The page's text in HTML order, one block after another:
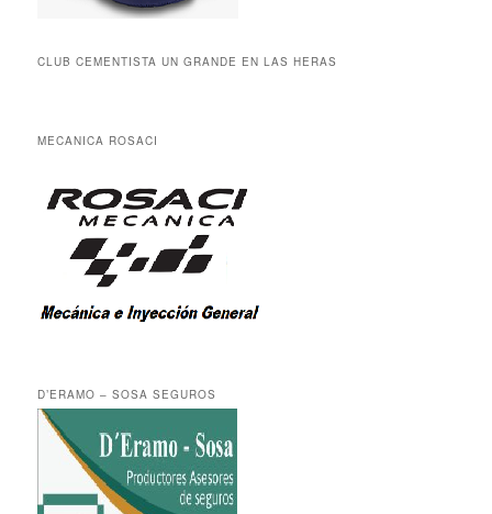
CLUB CEMENTISTA UN GRANDE EN LAS HERAS
MECANICA ROSACI
D’ERAMO – SOSA SEGUROS